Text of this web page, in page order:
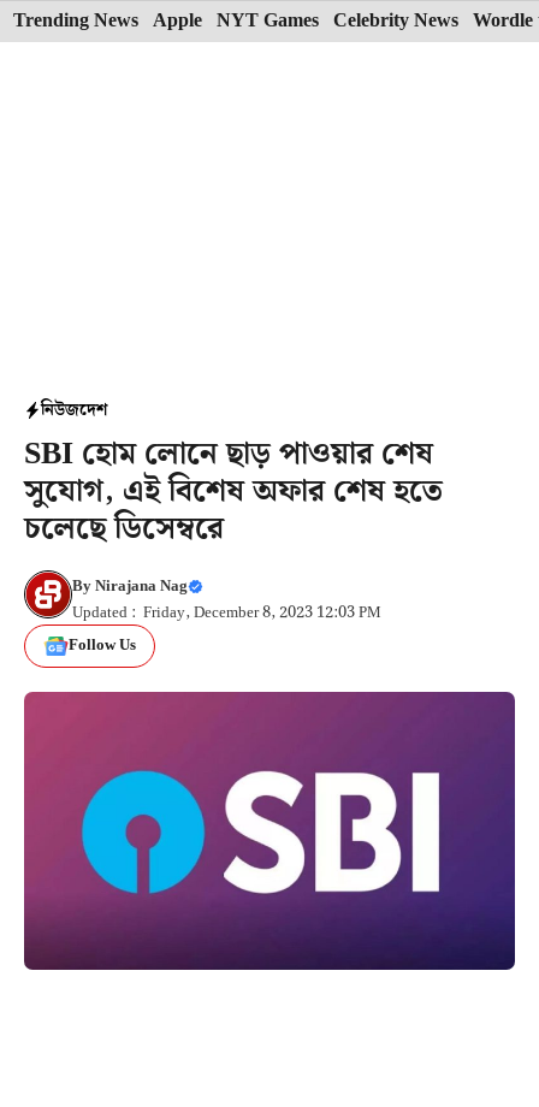
Skip
to
Trending News Apple NYT Games Celebrity News Wordle
নিউজদেশ
SBI হোম লোনে ছাড় পাওয়ার শেষ
সুযোগ, এই বিশেষ অফার শেষ হতে
চলেছে ডিসেম্বরে
ByNirajana Nag
Updated : Friday, December 8, 2023 12:03 PM
Follow Us